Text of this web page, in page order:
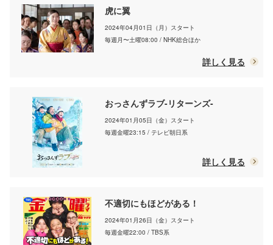
虎に翼
2024年04月01日（月）スタート
毎週月〜土曜08:00 / NHK総合ほか
詳しく見る
おっさんずラブ-リターンズ-
2024年01月05日（金）スタート
毎週金曜23:15 / テレビ朝日系
詳しく見る
不適切にもほどがある！
2024年01月26日（金）スタート
毎週金曜22:00 / TBS系